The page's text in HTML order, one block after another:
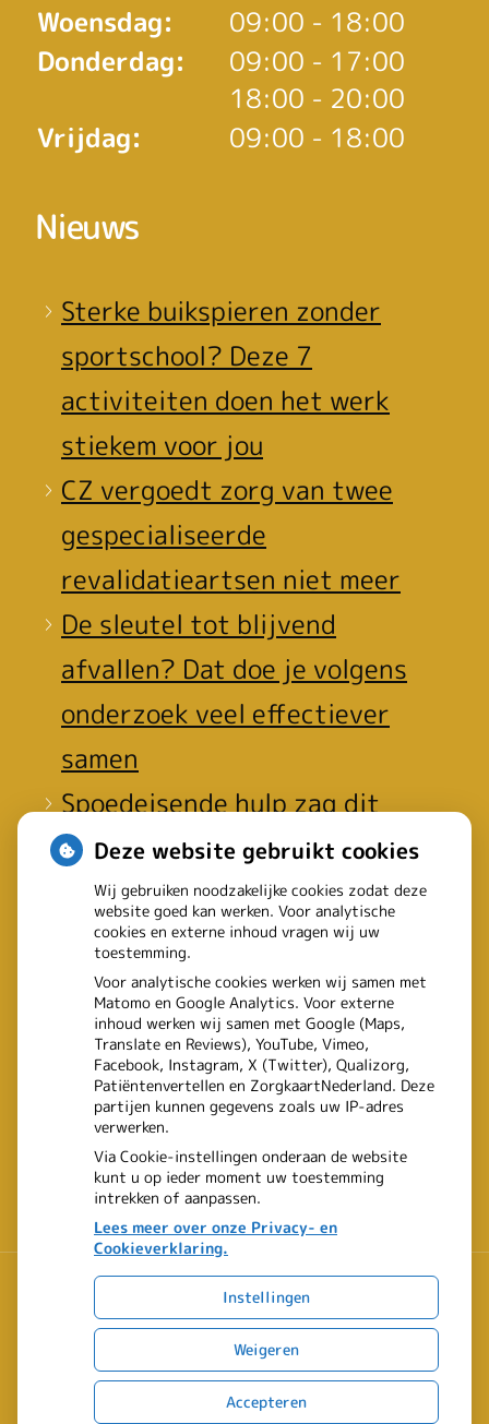
Woensdag:
09:00 - 18:00
Donderdag:
09:00 tot
- 17:00
18:00 tot
- 20:00
Vrijdag:
09:00 - 18:00
Nieuws
Sterke buikspieren zonder
sportschool? Deze 7
activiteiten doen het werk
stiekem voor jou
CZ vergoedt zorg van twee
gespecialiseerde
revalidatieartsen niet meer
De sleutel tot blijvend
afvallen? Dat doe je volgens
onderzoek veel effectiever
samen
Spoedeisende hulp zag dit
weekend meer mensen met
heup- en polsbreuken
binnenkomen
Een recept voor een wandeling:
waarom Erasmus MC patiënten
het park in stuurt
Uw Zorg Online|Beheer
Privacy verklaring Cookie-instellingen Voorwaarden
Deze website gebruikt cookies
Wij gebruiken noodzakelijke cookies zodat deze
website goed kan werken. Voor analytische
cookies en externe inhoud vragen wij uw
toestemming.
Voor analytische cookies werken wij samen met
Matomo en Google Analytics. Voor externe
inhoud werken wij samen met Google (Maps,
Translate en Reviews), YouTube, Vimeo,
Facebook, Instagram, X (Twitter), Qualizorg,
Patiëntenvertellen en ZorgkaartNederland. Deze
partijen kunnen gegevens zoals uw IP-adres
verwerken.
Via Cookie-instellingen onderaan de website
kunt u op ieder moment uw toestemming
intrekken of aanpassen.
Lees meer over onze Privacy- en
Cookieverklaring.
Instellingen
Weigeren
Accepteren